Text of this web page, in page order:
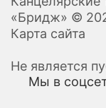
«Бридж» ©
Карта сайта
Не является
Мы в